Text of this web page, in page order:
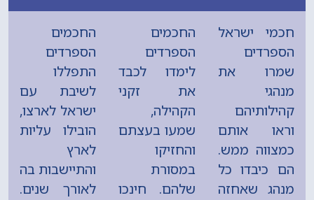
חכמי ישראל
הספרדים
שמרו את
מנהגי
קהילותיהם
וראו אותם
כמצווה ממש.
הם כיבדו כל
מנהג שאחזה
החכמים
הספרדים
לימדו לכבד
את זקני
הקהילה,
שמעו בעצתם
והחזיקו
במסורת
שלהם. חינכו
החכמים
הספרדים
התפללו
לשיבת עם
ישראל לארצו,
הובילו עליות
לארץ
והתיישבות בה
לאורך שנים.